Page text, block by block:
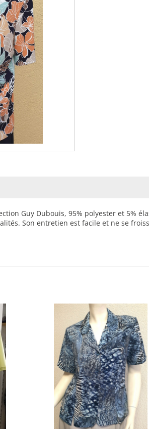
Guy Dubouis, 95% polyester et 5%
Son entretien est facile et ne se